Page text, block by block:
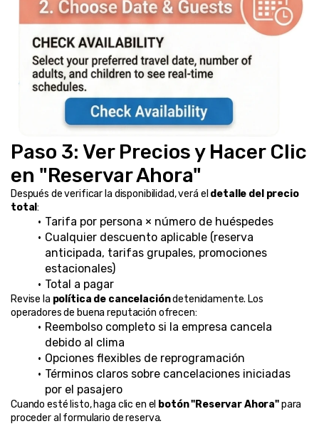
Paso 3: Ver Precios y Hacer Clic
en "Reservar Ahora"
Después de verificar la disponibilidad, verá el detalle del precio
total:
Tarifa por persona × número de huéspedes
Cualquier descuento aplicable (reserva
anticipada, tarifas grupales, promociones
estacionales)
Total a pagar
Revise la política de cancelación detenidamente. Los
operadores de buena reputación ofrecen:
Reembolso completo si la empresa cancela
debido al clima
Opciones flexibles de reprogramación
Términos claros sobre cancelaciones iniciadas
por el pasajero
Cuando esté listo, haga clic en el botón "Reservar Ahora" para
proceder al formulario de reserva.